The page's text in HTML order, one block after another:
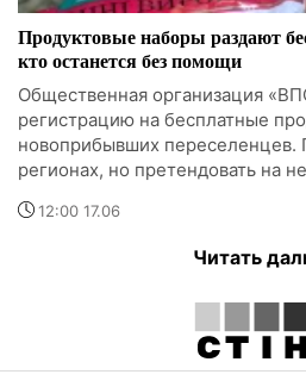
Продуктовые наборы раздают
кто останется без помощи
Общественная организация
регистрацию на бесплатные
новоприбывших
регионах, но претендовать на
12:00 17.06
Читать